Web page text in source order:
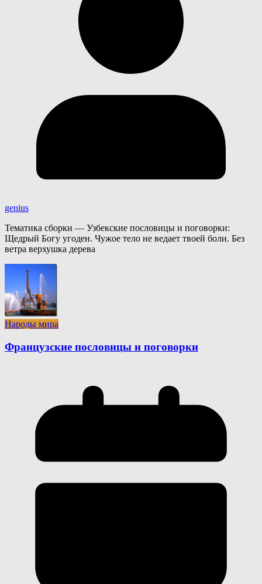
genius
Тематика сборки — Узбекские пословицы и поговорки:
Щедрый Богу угоден. Чужое тело не ведает твоей боли. Без
ветра верхушка дерева
Народы мира
Французские пословицы и поговорки